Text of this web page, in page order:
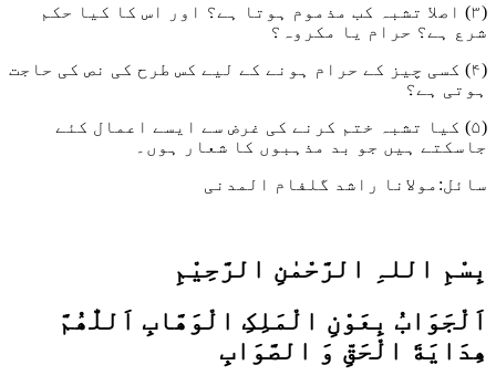
(۳) اصلا تشبہ کب مذموم ہوتا ہے؟ اور اس کا کیا حکم
شرع ہے؟ حرام یا مکروہ؟
(۴) کسی چیز کے حرام ہونے کے لیے کس طرح کی نص کی حاجت
ہوتی ہے؟
(۵) کیا تشبہ ختم کرنے کی غرض سے ایسے اعمال کئے
جاسکتے ہیں جو بد مذہبوں کا شعار ہوں۔
سائل:مولانا راشد گلفام المدنی
بِسْمِ اللہِ الرَّحْمٰنِ الرَّحِيْمِ
اَلْجَوَابُ بِعَوْنِ الْمَلِکِ الْوَھَّابِ اَللّٰھُمَّ
ھِدَايَةَ الْحَقِّ وَ الصَّوَابِ